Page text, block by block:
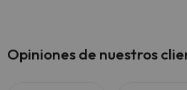
Opiniones de nuestros